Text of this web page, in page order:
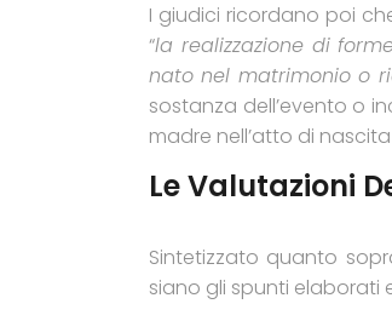
I giudici ricordano poi
“la realizzazione di
nato nel matrimonio o
sostanza dell’evento o
madre nell’atto di nascita
Le Valutazioni
Sintetizzato quanto
siano gli spunti elaborati